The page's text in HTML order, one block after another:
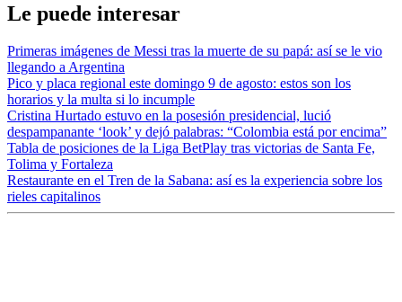
Le puede interesar
Primeras imágenes de Messi tras la muerte de su papá: así se le vio
llegando a Argentina
Pico y placa regional este domingo 9 de agosto: estos son los
horarios y la multa si lo incumple
Cristina Hurtado estuvo en la posesión presidencial, lució
despampanante ‘look’ y dejó palabras: “Colombia está por encima”
Tabla de posiciones de la Liga BetPlay tras victorias de Santa Fe,
Tolima y Fortaleza
Restaurante en el Tren de la Sabana: así es la experiencia sobre los
rieles capitalinos